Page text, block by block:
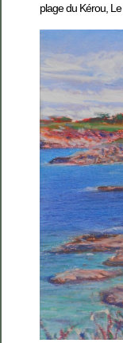
plage du Kérou,